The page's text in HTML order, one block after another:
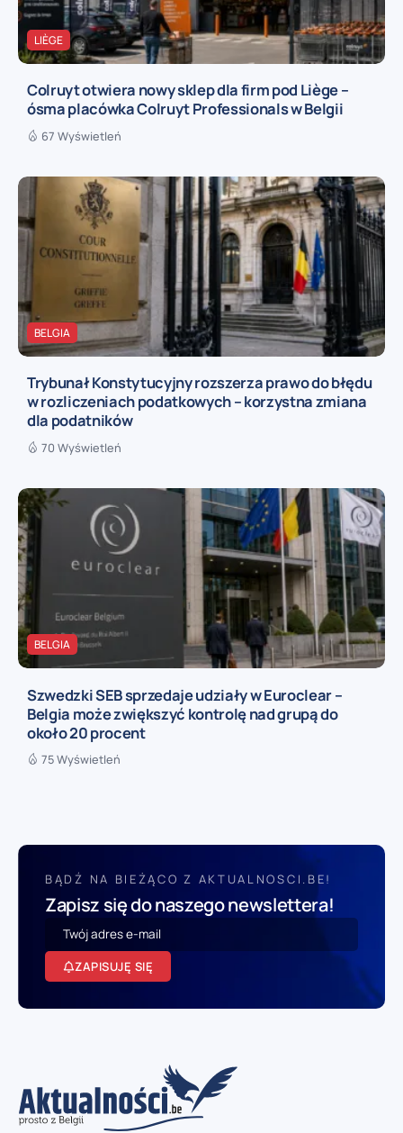
LIÈGE
Colruyt otwiera nowy sklep dla firm pod Liège –
ósma placówka Colruyt Professionals w Belgii
67 Wyświetleń
BELGIA
Trybunał Konstytucyjny rozszerza prawo do błędu
w rozliczeniach podatkowych – korzystna zmiana
dla podatników
70 Wyświetleń
BELGIA
Szwedzki SEB sprzedaje udziały w Euroclear –
Belgia może zwiększyć kontrolę nad grupą do
około 20 procent
75 Wyświetleń
BĄDŹ NA BIEŻĄCO Z AKTUALNOSCI.BE!
Zapisz się do naszego newslettera!
ZAPISUJĘ SIĘ